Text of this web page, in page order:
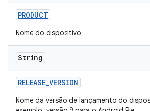
PRODUCT
Nome do dispositivo
String
RELEASE_VERSION
Nome da versão de lançamento do